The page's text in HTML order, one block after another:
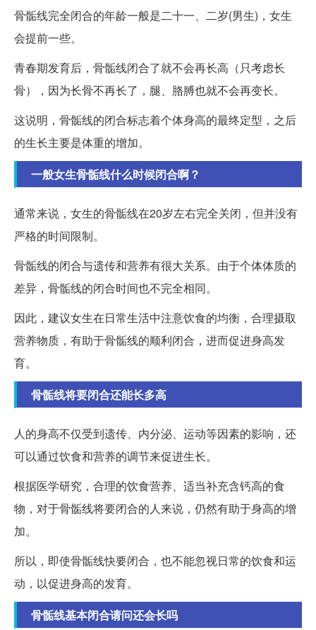
骨骺线完全闭合的年龄一般是二十一、二岁(男生)，女生
会提前一些。
青春期发育后，骨骺线闭合了就不会再长高（只考虑长
骨），因为长骨不再长了，腿、胳膊也就不会再变长。
这说明，骨骺线的闭合标志着个体身高的最终定型，之后
的生长主要是体重的增加。
一般女生骨骺线什么时候闭合啊？
通常来说，女生的骨骺线在20岁左右完全关闭，但并没有
严格的时间限制。
骨骺线的闭合与遗传和营养有很大关系。由于个体体质的
差异，骨骺线的闭合时间也不完全相同。
因此，建议女生在日常生活中注意饮食的均衡，合理摄取
营养物质，有助于骨骺线的顺利闭合，进而促进身高发
育。
骨骺线将要闭合还能长多高
人的身高不仅受到遗传、内分泌、运动等因素的影响，还
可以通过饮食和营养的调节来促进生长。
根据医学研究，合理的饮食营养、适当补充含钙高的食
物，对于骨骺线将要闭合的人来说，仍然有助于身高的增
加。
所以，即使骨骺线快要闭合，也不能忽视日常的饮食和运
动，以促进身高的发育。
骨骺线基本闭合请问还会长吗